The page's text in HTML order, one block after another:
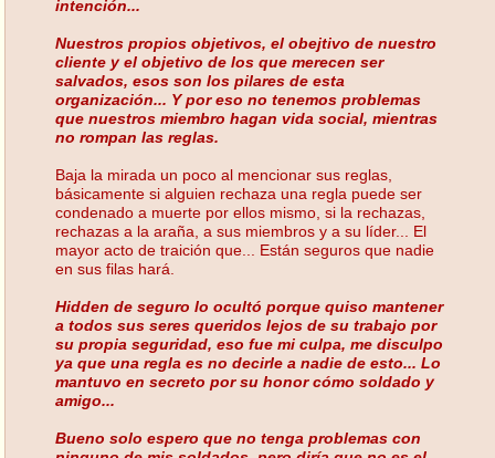
intención...
Nuestros propios objetivos, el obejtivo de nuestro
cliente y el objetivo de los que merecen ser
salvados, esos son los pilares de esta
organización... Y por eso no tenemos problemas
que nuestros miembro hagan vida social, mientras
no rompan las reglas.
Baja la mirada un poco al mencionar sus reglas,
básicamente si alguien rechaza una regla puede ser
condenado a muerte por ellos mismo, si la rechazas,
rechazas a la araña, a sus miembros y a su líder... El
mayor acto de traición que... Están seguros que nadie
en sus filas hará.
Hidden de seguro lo ocultó porque quiso mantener
a todos sus seres queridos lejos de su trabajo por
su propia seguridad, eso fue mi culpa, me disculpo
ya que una regla es no decirle a nadie de esto... Lo
mantuvo en secreto por su honor cómo soldado y
amigo...
Bueno solo espero que no tenga problemas con